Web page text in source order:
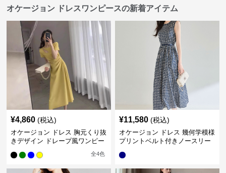
オケージョン ドレスワンピースの新着アイテム
¥4,860 (税込)
オケージョン ドレス 胸元くり抜
きデザイン ドレープ風ワンピー
全4色
¥11,580 (税込)
オケージョン ドレス 幾何学模様
プリントベルト付きノースリー